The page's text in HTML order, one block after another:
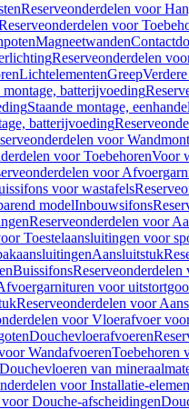
Reserveonderdelen voor
voor
Magneetwanden
Reserveonderdelen
LichtelementenGreep
montage, batterijvoeding
Staande montage,
batterijvoeding
voor
voor ToebehorenVoor
voor
voor wastafels
modelInbouwsifons
Reserveonderdelen voor
Toestelaansluitingen voor
Aansluitstuk
Buissifons
voor
Reserveonderdelen voor
voor Vloerafvoer
Douchevloerafvoeren
WandafvoerenToebehoren
Douchevloeren van
voor Installatie-
Douche-afscheidingen